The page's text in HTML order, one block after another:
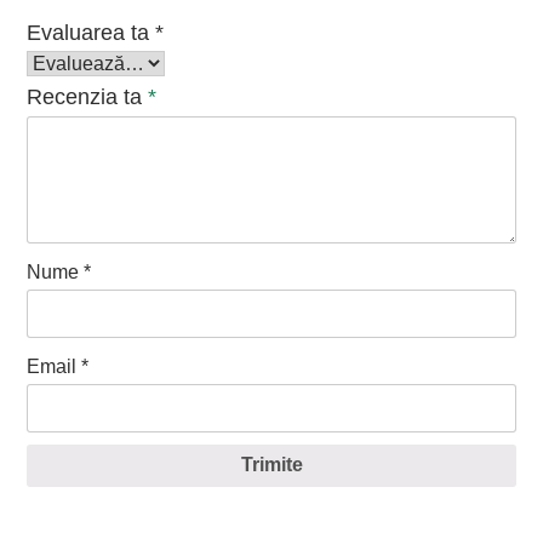
Evaluarea ta *
Recenzia ta *
Nume *
Email *
Trimite